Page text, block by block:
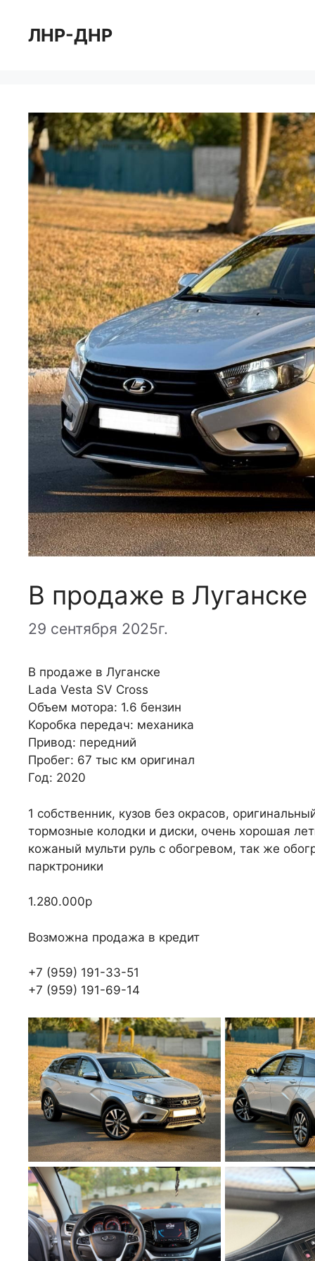
содержимому
ЛНР-ДНР
В продаже в
29 сентября 2025г.
В продаже в Луганске
Lada Vesta SV Cross
Объем мотора: 1.6 бензин
Коробка передач: механика
Привод: передний
Пробег: 67 тыс км оригинал
Год: 2020
1 собственник, кузов без окрасов,
тормозные колодки и диски, очень хорошая
кожаный мульти руль с обогревом, так же
парктроники
1.280.000р
Возможна продажа в кредит
+7 (959) 191-33-51
+7 (959) 191-69-14